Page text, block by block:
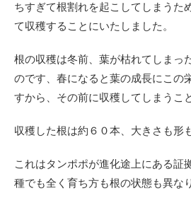
ちすぎて根割れを起こしてしまうた
て収穫することにいたしました。
根の収穫は冬前、葉が枯れてしまっ
のです、春になると葉の成長にこの
すから、その前に収穫してしまうこ
収穫した根は約６０本、大きさも形
これはタンポポが進化途上にある証
種でも全く育ち方も根の状態も異な